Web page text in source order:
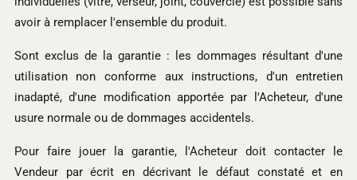
avoir à remplacer l'ensemble du produit.
Sont exclus de la garantie : les dommages résultant d'une
utilisation non conforme aux instructions, d'un entretien
inadapté, d'une modification apportée par l'Acheteur, d'une
usure normale ou de dommages accidentels.
Pour faire jouer la garantie, l'Acheteur doit contacter le
Vendeur par écrit en décrivant le défaut constaté et en